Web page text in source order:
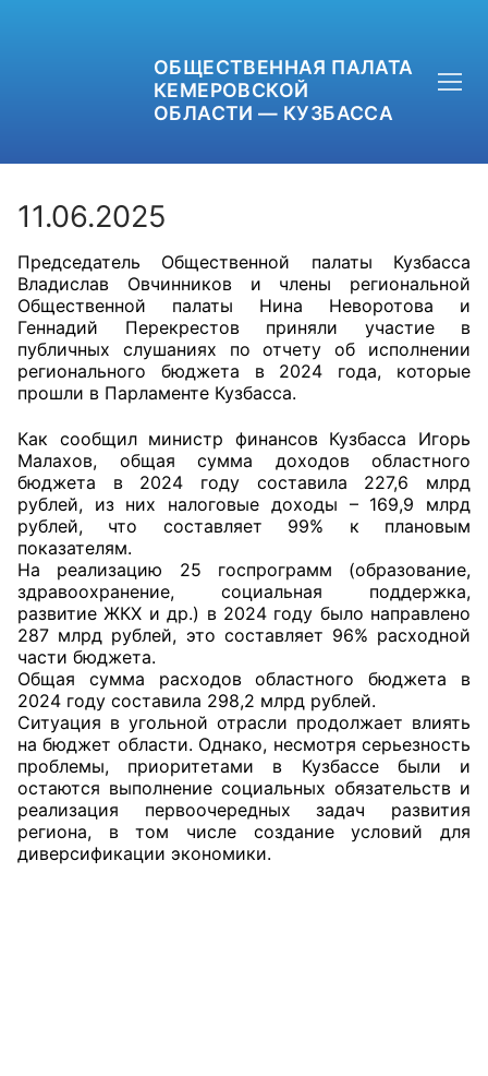
ОБЩЕСТВЕННАЯ ПАЛАТА
КЕМЕРОВСКОЙ
ОБЛАСТИ — КУЗБАССА
+7 (3842) 58-82-40
OPKO42@BK.RU
ОБРАТНАЯ СВЯЗЬ
Главная
Общественные советы
Общественные советы при территориальных
органах федеральных органов
исполнительной власти
Общественные советы по проведению
независимой оценки качества условий
оказания услуг
О Палате
11.06.2025
Председатель Общественной палаты Кузбасса
Владислав Овчинников и члены региональной
Общественной палаты Нина Неворотова и
Геннадий Перекрестов приняли участие в
публичных слушаниях по отчету об исполнении
регионального бюджета в 2024 года, которые
прошли в Парламенте Кузбасса.
Как сообщил министр финансов Кузбасса Игорь
Малахов, общая сумма доходов областного
бюджета в 2024 году составила 227,6 млрд
рублей, из них налоговые доходы – 169,9 млрд
рублей, что составляет 99% к плановым
показателям.
На реализацию 25 госпрограмм (образование,
здравоохранение, социальная поддержка,
развитие ЖКХ и др.) в 2024 году было направлено
287 млрд рублей, это составляет 96% расходной
части бюджета.
Общая сумма расходов областного бюджета в
2024 году составила 298,2 млрд рублей.
Ситуация в угольной отрасли продолжает влиять
на бюджет области. Однако, несмотря серьезность
проблемы, приоритетами в Кузбассе были и
остаются выполнение социальных обязательств и
реализация первоочередных задач развития
региона, в том числе создание условий для
диверсификации экономики.